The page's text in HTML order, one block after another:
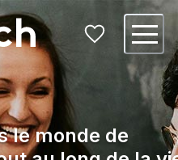
le monde de